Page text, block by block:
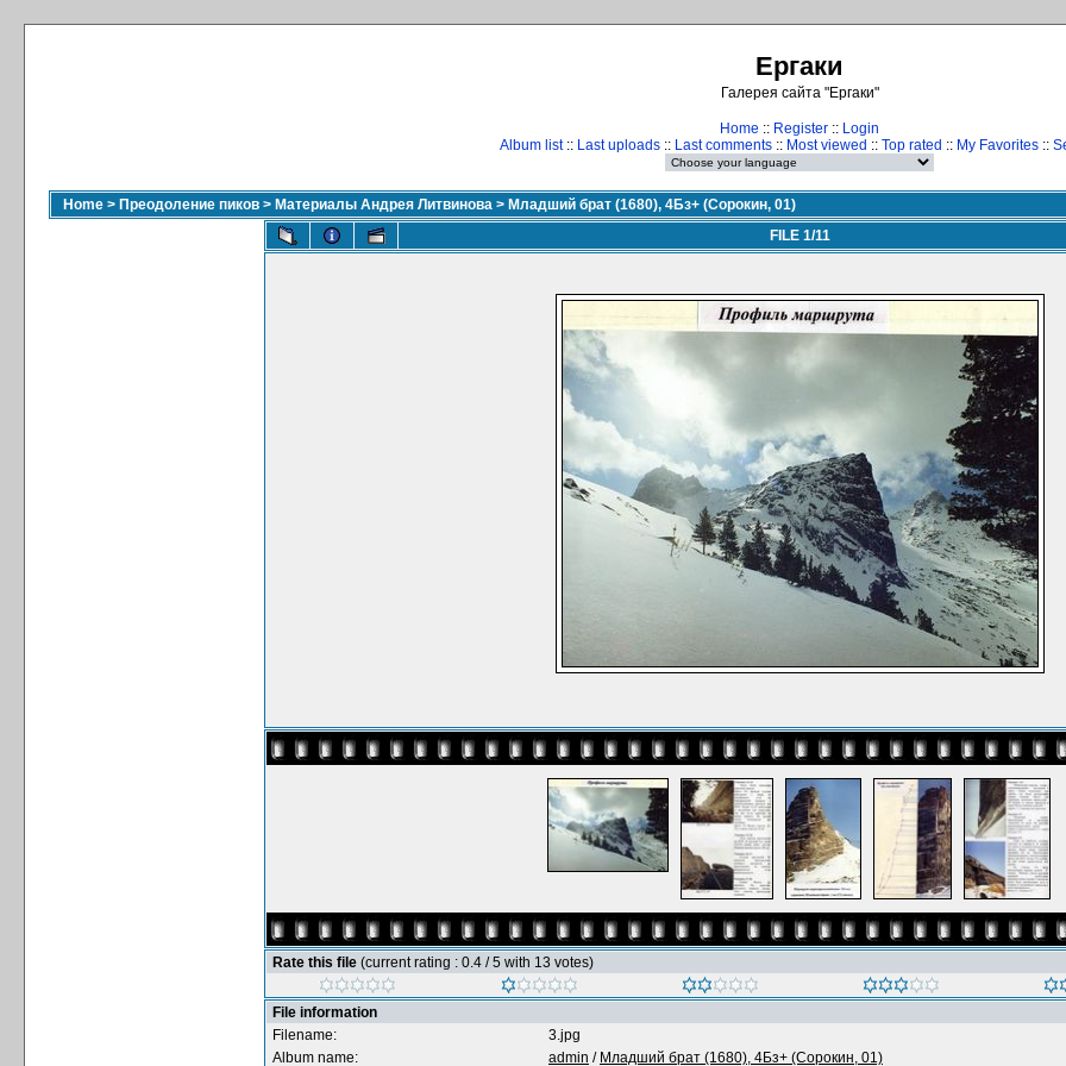
Ергаки
Галерея сайта "Ергаки"
Home :: Register :: Login
Album list:: Last uploads :: Last comments :: Most viewed :: Top rated :: My Favorites ::
Home > Преодоление пиков > Материалы Андрея Литвинова > Младший брат (1680), 4Бз+ (Сорокин, 01)
FILE 1/11
Rate this file (current rating : 0.4 / 5 with 13 votes)
File information
Filename:
3.jpg
Album name:
admin / Младший брат (1680), 4Бз+ (Сорокин, 01)